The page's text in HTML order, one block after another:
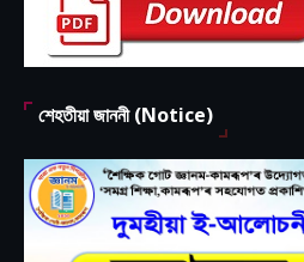
শেহতীয়া জাননী (Notice)